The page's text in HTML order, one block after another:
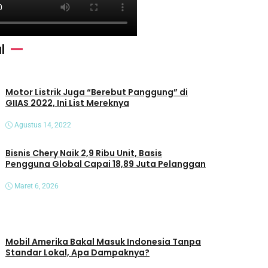
Motor Listrik Juga “Berebut Panggung” di
GIIAS 2022, Ini List Mereknya
Agustus 14, 2022
Bisnis Chery Naik 2,9 Ribu Unit, Basis
Pengguna Global Capai 18,89 Juta Pelanggan
Maret 6, 2026
Mobil Amerika Bakal Masuk Indonesia Tanpa
Standar Lokal, Apa Dampaknya?